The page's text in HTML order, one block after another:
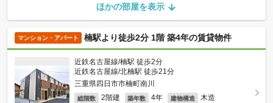
ほかの部屋を表示
マンション・アパート 楠駅より徒歩2分 1階 築4年の賃貸物件
近鉄名古屋線/楠駅 徒歩2分
近鉄名古屋線/北楠駅 徒歩21分
三重県四日市市楠町南川
総階数 2階建 築年数 4年 建物構造 木造